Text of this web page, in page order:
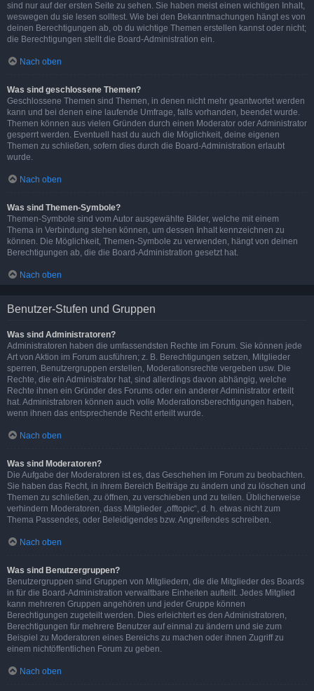
sind nur auf der ersten Seite zu sehen. Sie haben meist einen wichtigen Inhalt,
weswegen du sie lesen solltest. Wie bei den Bekanntmachungen hängt es von
deinen Berechtigungen ab, ob du wichtige Themen erstellen kannst oder nicht;
die Berechtigungen stellt die Board-Administration ein.
Nach oben
Was sind geschlossene Themen?
Geschlossene Themen sind Themen, in denen nicht mehr geantwortet werden
kann und bei denen eine laufende Umfrage, falls vorhanden, beendet wurde.
Themen können aus vielen Gründen durch einen Moderator oder Administrator
gesperrt werden. Eventuell hast du auch die Möglichkeit, deine eigenen
Themen zu schließen, sofern dies durch die Board-Administration erlaubt
wurde.
Nach oben
Was sind Themen-Symbole?
Themen-Symbole sind vom Autor ausgewählte Bilder, welche mit einem
Thema in Verbindung stehen können, um dessen Inhalt kennzeichnen zu
können. Die Möglichkeit, Themen-Symbole zu verwenden, hängt von deinen
Berechtigungen ab, die die Board-Administration gesetzt hat.
Nach oben
Benutzer-Stufen und Gruppen
Was sind Administratoren?
Administratoren haben die umfassendsten Rechte im Forum. Sie können jede
Art von Aktion im Forum ausführen; z. B. Berechtigungen setzen, Mitglieder
sperren, Benutzergruppen erstellen, Moderationsrechte vergeben usw. Die
Rechte, die ein Administrator hat, sind allerdings davon abhängig, welche
Rechte ihnen ein Gründer des Forums oder ein anderer Administrator erteilt
hat. Administratoren können auch volle Moderationsberechtigungen haben,
wenn ihnen das entsprechende Recht erteilt wurde.
Nach oben
Was sind Moderatoren?
Die Aufgabe der Moderatoren ist es, das Geschehen im Forum zu beobachten.
Sie haben das Recht, in ihrem Bereich Beiträge zu ändern und zu löschen und
Themen zu schließen, zu öffnen, zu verschieben und zu teilen. Üblicherweise
verhindern Moderatoren, dass Mitglieder „offtopic“, d. h. etwas nicht zum
Thema Passendes, oder Beleidigendes bzw. Angreifendes schreiben.
Nach oben
Was sind Benutzergruppen?
Benutzergruppen sind Gruppen von Mitgliedern, die die Mitglieder des Boards
in für die Board-Administration verwaltbare Einheiten aufteilt. Jedes Mitglied
kann mehreren Gruppen angehören und jeder Gruppe können
Berechtigungen zugeteilt werden. Dies erleichtert es den Administratoren,
Berechtigungen für mehrere Benutzer auf einmal zu ändern und sie zum
Beispiel zu Moderatoren eines Bereichs zu machen oder ihnen Zugriff zu
einem nichtöffentlichen Forum zu geben.
Nach oben